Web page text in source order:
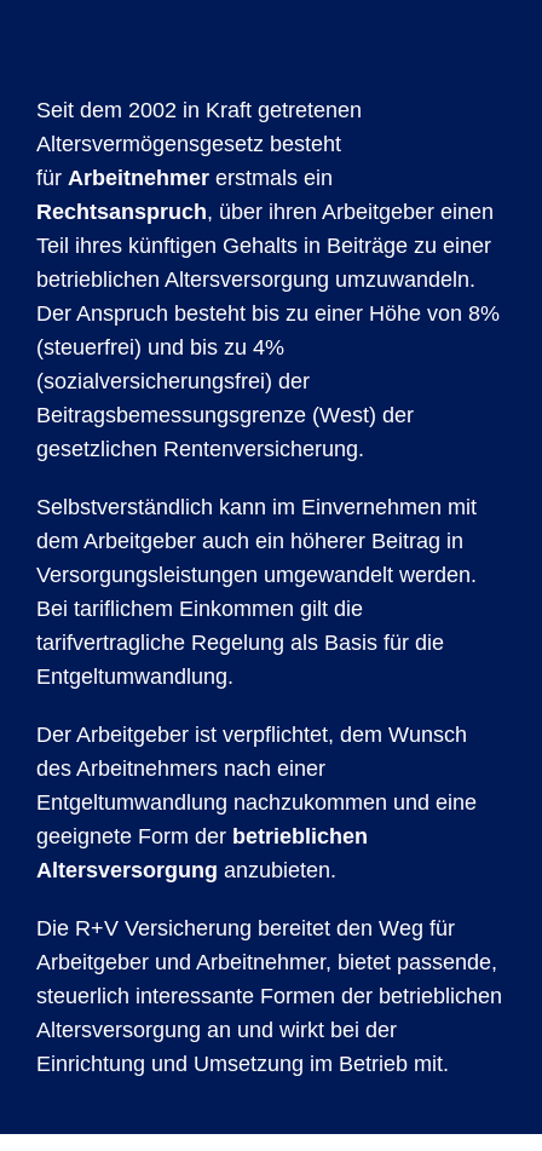
Seit dem 2002 in Kraft getretenen
Altersvermögensgesetz besteht
für Arbeitnehmer erstmals ein
Rechtsanspruch, über ihren Arbeitgeber einen
Teil ihres künftigen Gehalts in Beiträge zu einer
betrieblichen Altersversorgung umzuwandeln.
Der Anspruch besteht bis zu einer Höhe von 8%
(steuerfrei) und bis zu 4%
(sozialversicherungsfrei) der
Beitragsbemessungsgrenze (West) der
gesetzlichen Rentenversicherung.
Selbstverständlich kann im Einvernehmen mit
dem Arbeitgeber auch ein höherer Beitrag in
Versorgungsleistungen umgewandelt werden.
Bei tariflichem Einkommen gilt die
tarifvertragliche Regelung als Basis für die
Entgeltumwandlung.
Der Arbeitgeber ist verpflichtet, dem Wunsch
des Arbeitnehmers nach einer
Entgeltumwandlung nachzukommen und eine
geeignete Form der betrieblichen
Altersversorgung anzubieten.
Die R+V Versicherung bereitet den Weg für
Arbeitgeber und Arbeitnehmer, bietet passende,
steuerlich interessante Formen der betrieblichen
Altersversorgung an und wirkt bei der
Einrichtung und Umsetzung im Betrieb mit.